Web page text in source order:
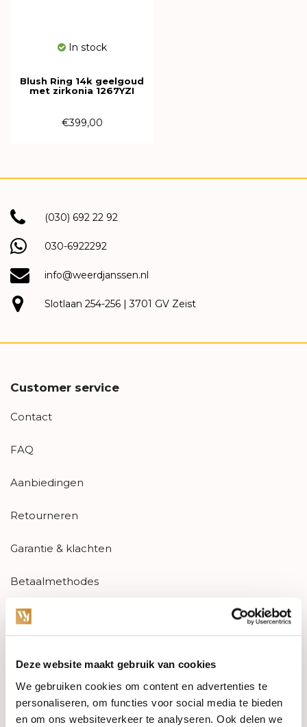
Deze website maakt gebruik van cookies
We gebruiken cookies om content en advertenties te
personaliseren, om functies voor social media te bieden
en om ons websiteverkeer te analyseren. Ook delen we
In stock
Blush Ring 14k geelgoud
met zirkonia 1267YZI
€399,00
(030) 692 22 92
030-6922292
info@weerdjanssen.nl
Slotlaan 254-256 | 3701 GV Zeist
Customer service
Contact
FAQ
Aanbiedingen
Retourneren
Garantie & klachten
Betaalmethodes
Sitemap
Categories
Watches
Jewellery